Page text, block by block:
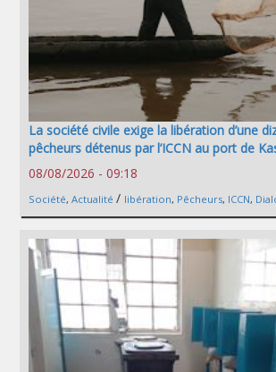
La société civile exige la libération d’une
pêcheurs détenus par l’ICCN au port de
08/08/2026 - 09:18
Société, Actualité / libération, Pêcheurs, ICCN,